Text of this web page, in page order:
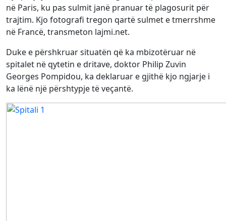
në Paris, ku pas sulmit janë pranuar të plagosurit për
trajtim. Kjo fotografi tregon qartë sulmet e tmerrshme
në Francë, transmeton lajmi.net.
Duke e përshkruar situatën që ka mbizotëruar në
spitalet në qytetin e dritave, doktor Philip Zuvin
Georges Pompidou, ka deklaruar e gjithë kjo ngjarje i
ka lënë një përshtypje të veçantë.